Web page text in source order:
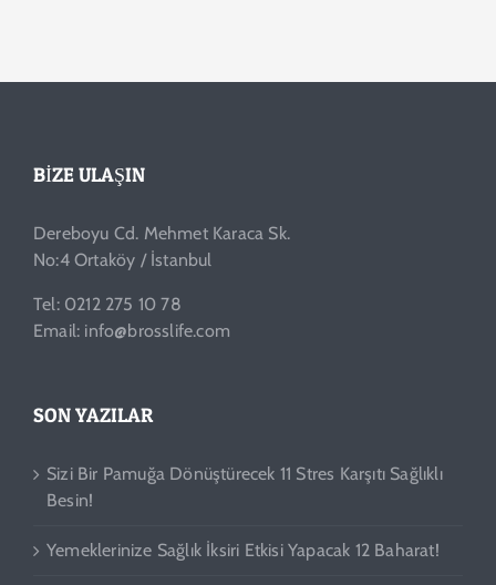
BIZE ULAŞIN
Dereboyu Cd. Mehmet Karaca Sk.
No:4 Ortaköy / İstanbul
Tel: 0212 275 10 78
Email: info@brosslife.com
SON YAZILAR
Sizi Bir Pamuğa Dönüştürecek 11 Stres Karşıtı Sağlıklı
Besin!
Yemeklerinize Sağlık İksiri Etkisi Yapacak 12 Baharat!